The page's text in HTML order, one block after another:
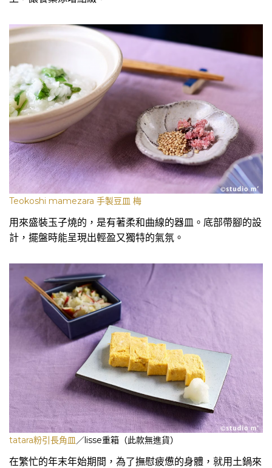
Teokoshi mamezara 手製豆皿 梅
用來盛裝玉子燒的，是有著柔和曲線的器皿。底部帶腳的設
計，擺盤時能呈現出輕盈又獨特的氣氛。
tatara粉引長角皿 ／lisse重箱（此款無進貨）
在繁忙的年末年始期間，為了撫慰疲憊的身體，就用土鍋來